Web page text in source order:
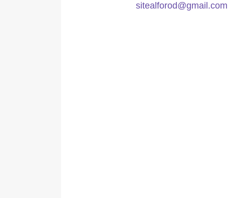
sitealforod@gmail.com